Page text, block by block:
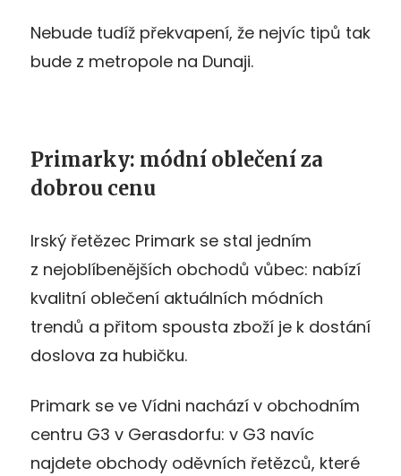
Nebude tudíž překvapení, že nejvíc tipů tak
bude z metropole na Dunaji.
Primarky: módní oblečení za
dobrou cenu
Irský řetězec Primark se stal jedním
z nejoblíbenějších obchodů vůbec: nabízí
kvalitní oblečení aktuálních módních
trendů a přitom spousta zboží je k dostání
doslova za hubičku.
Primark se ve Vídni nachází v obchodním
centru G3 v Gerasdorfu: v G3 navíc
najdete obchody oděvních řetězců, které